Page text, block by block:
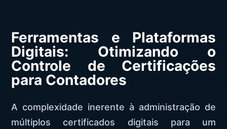
Ferramentas e Plataformas
Digitais: Otimizando o
Controle de Certificações
para Contadores
A complexidade inerente à administração de
múltiplos certificados digitais para um